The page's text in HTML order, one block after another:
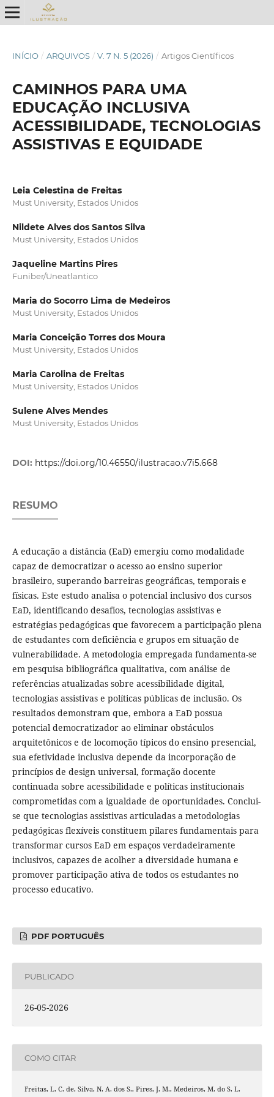
INÍCIO / ARQUIVOS / V. 7 N. 5 (2026) / Artigos Científicos
CAMINHOS PARA UMA
EDUCAÇÃO INCLUSIVA
ACESSIBILIDADE, TECNOLOGIAS
ASSISTIVAS E EQUIDADE
Leia Celestina de Freitas
Must University, Estados Unidos
Nildete Alves dos Santos Silva
Must University, Estados Unidos
Jaqueline Martins Pires
Funiber/Uneatlantico
Maria do Socorro Lima de Medeiros
Must University, Estados Unidos
Maria Conceição Torres dos Moura
Must University, Estados Unidos
Maria Carolina de Freitas
Must University, Estados Unidos
Sulene Alves Mendes
Must University, Estados Unidos
DOI: https://doi.org/10.46550/ilustracao.v7i5.668
RESUMO
A educação a distância (EaD) emergiu como modalidade
capaz de democratizar o acesso ao ensino superior
brasileiro, superando barreiras geográficas, temporais e
físicas. Este estudo analisa o potencial inclusivo dos cursos
EaD, identificando desafios, tecnologias assistivas e
estratégias pedagógicas que favorecem a participação plena
de estudantes com deficiência e grupos em situação de
vulnerabilidade. A metodologia empregada fundamenta-se
em pesquisa bibliográfica qualitativa, com análise de
referências atualizadas sobre acessibilidade digital,
tecnologias assistivas e políticas públicas de inclusão. Os
resultados demonstram que, embora a EaD possua
potencial democratizador ao eliminar obstáculos
arquitetônicos e de locomoção típicos do ensino presencial,
sua efetividade inclusiva depende da incorporação de
princípios de design universal, formação docente
continuada sobre acessibilidade e políticas institucionais
comprometidas com a igualdade de oportunidades. Conclui-
se que tecnologias assistivas articuladas a metodologias
pedagógicas flexíveis constituem pilares fundamentais para
transformar cursos EaD em espaços verdadeiramente
inclusivos, capazes de acolher a diversidade humana e
promover participação ativa de todos os estudantes no
processo educativo.
PDF PORTUGUÊS
PUBLICADO
26-05-2026
COMO CITAR
Freitas, L. C. de, Silva, N. A. dos S., Pires, J. M., Medeiros, M. do S. L.